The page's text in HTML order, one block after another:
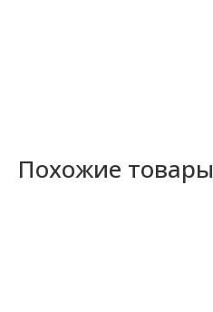
Похожие товары